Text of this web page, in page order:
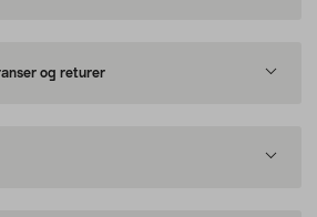
og returer